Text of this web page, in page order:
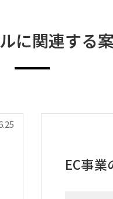
に関連する
EC事